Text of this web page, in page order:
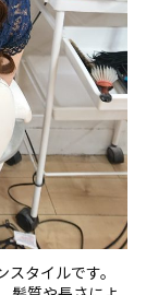
タイルです。